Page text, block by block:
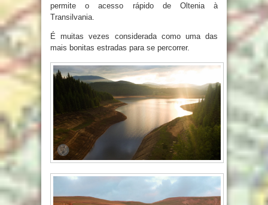
permite o acesso rápido de Oltenia à
Transilvania.
É muitas vezes considerada como uma das
mais bonitas estradas para se percorrer.